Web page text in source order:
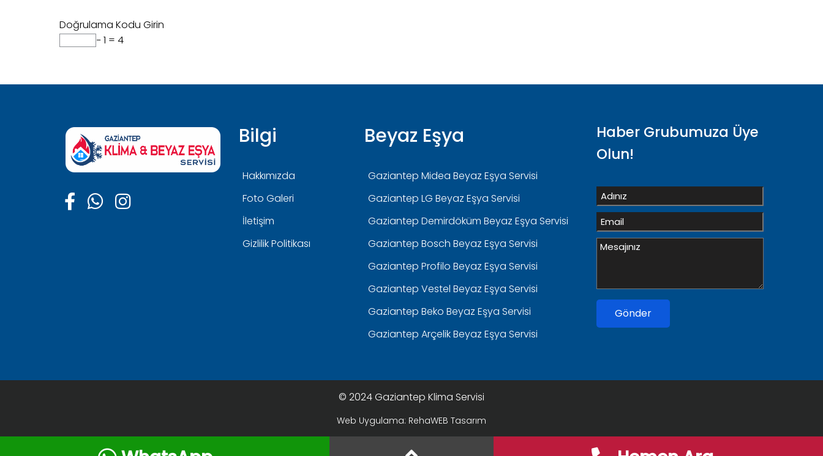
Doğrulama Kodu Girin
− 1 = 4
Bilgi
Hakkımızda
Foto Galeri
İletişim
Gizlilik Politikası
Beyaz Eşya
Gaziantep Midea Beyaz Eşya Servisi
Gaziantep LG Beyaz Eşya Servisi
Gaziantep Demirdöküm Beyaz Eşya Servisi
Gaziantep Bosch Beyaz Eşya Servisi
Gaziantep Profilo Beyaz Eşya Servisi
Gaziantep Vestel Beyaz Eşya Servisi
Gaziantep Beko Beyaz Eşya Servisi
Gaziantep Arçelik Beyaz Eşya Servisi
Haber Grubumuza Üye
Olun!
Gönder
© 2024 Gaziantep Klima Servisi
Web Uygulama: RehaWEB Tasarım